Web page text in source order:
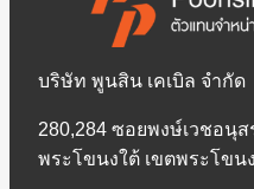
บริษัท พูนสิน เคเบิล จำกัด
280,284 ซอยพงษ์เวชอนุ
พระโขนงใต้ เขตพระโขน